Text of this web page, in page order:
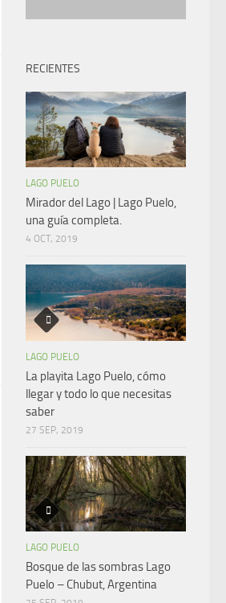
RECIENTES
LAGO PUELO
Mirador del Lago | Lago Puelo,
una guía completa.
4 OCT, 2019
LAGO PUELO
La playita Lago Puelo, cómo
llegar y todo lo que necesitas
saber
27 SEP, 2019
LAGO PUELO
Bosque de las sombras Lago
Puelo – Chubut, Argentina